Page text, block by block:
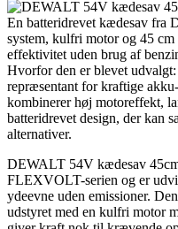
En batteridrevet kædesav
system, kulfri motor og 45
effektivitet uden brug af
Hvorfor den er blevet
repræsentant for kraftige
kombinerer høj motoreffekt,
batteridrevet design, der kan
alternativer.
DEWALT 54V kædesav
FLEXVOLT-serien og er
ydeevne uden emissioner.
udstyret med en kulfri motor